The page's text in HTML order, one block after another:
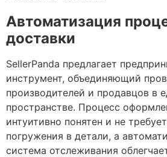
Автоматизация
доставки
SellerPanda предлагает
инструмент, объединяющий
производителей и продавцов в
пространстве. Процесс
интуитивно понятен и не
погружения в детали, а
система отслеживания